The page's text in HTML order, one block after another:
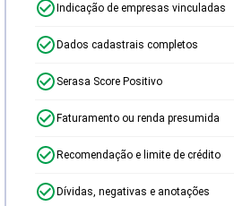
Indicação de empresas vinculadas
Dados cadastrais completos
Serasa Score Positivo
Faturamento ou renda presumida
Recomendação e limite de crédito
Dívidas, negativas e anotações